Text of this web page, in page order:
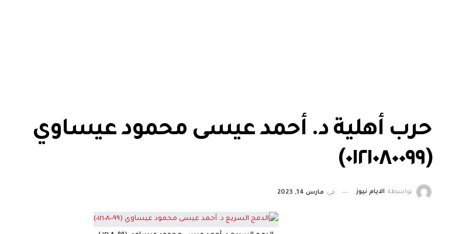
حرب أهلية د. أحمد عيسى محمود عيساوي
(٠١٢١٠٨٠٠٩٩)
بواسطة الايام نيوز في مارس 14, 2023